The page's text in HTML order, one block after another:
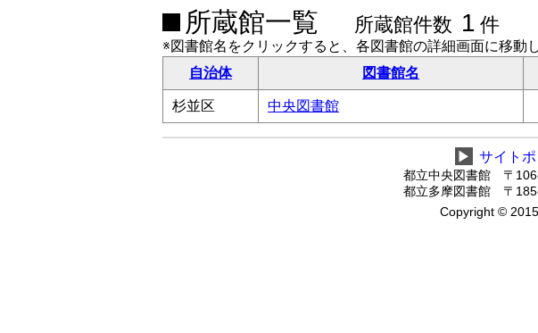
所蔵館一覧 所蔵館件数 1 件
※図書館名をクリックすると、各図書館の詳細画面に移動し
自治体
図書館名
杉並区 中央図書館
▶ サイト
都立中央図書館 〒
都立多摩図書館 〒
Copyright ©